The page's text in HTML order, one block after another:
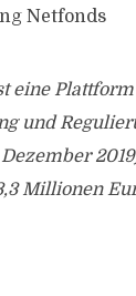
Netfonds
eine
und
Millionen